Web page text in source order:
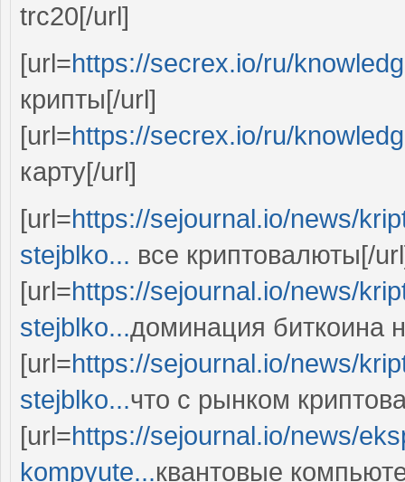
trc20[/url]
[url=https://secrex.io/ru/
крипты[/url]
[url=https://secrex.io/ru/
карту[/url]
[url=https://sejournal.io/news/
stejblko... все криптовалюты[/
[url=https://sejournal.io/news/
stejblko...доминация биткоина
[url=https://sejournal.io/news/
stejblko...что с рынком
[url=https://sejournal.io/news/
kompyute...квантовые